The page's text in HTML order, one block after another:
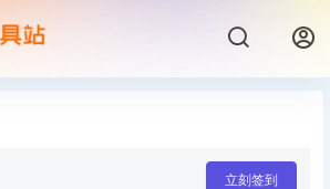
立刻签到